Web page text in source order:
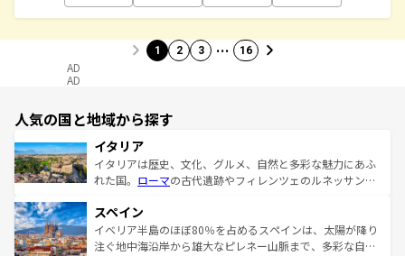
1 2 3 … 16
AD
AD
人気の国と地域から探す
イタリア
イタリアは歴史、文化、グルメ、自然と多彩な魅力にあふ
れた国。 ローマの古代遺跡やフィレンツェのルネッサンス
ろん、トスカーナの美しい田園風景やアマルフィ海岸の絶
景など、自然景観も見逃せない。観光の合間には、本場の
ピザやパスタなど、絶品のイタリア料理を堪能することも
スペイン
イベリア半島のほぼ80％を占めるスペインは、太陽が降り
注ぐ地中海沿岸から雄大なピレネー山脈まで、多彩な自然